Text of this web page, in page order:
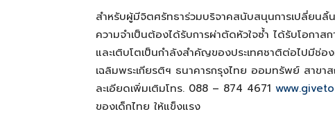
สำหรับผู้มีจิตศรัทธาร่วมบริจาคสนับสนุนการเปลี่ยนลิ้
ความจำเป็นต้องได้รับการผ่าตัดหัวใจซ้ำ ได้รับโอก
และเติบโตเป็นกำลังสำคัญของประเทศชาติต่อไปมีช่
เฉลิมพระเกียรติฯ ธนาคารกรุงไทย ออมทรัพย์ สาข
ละเอียดเพิ่มเติมโทร. 088 – 874 4671
ของเด็กไทย ให้แข็งแรง